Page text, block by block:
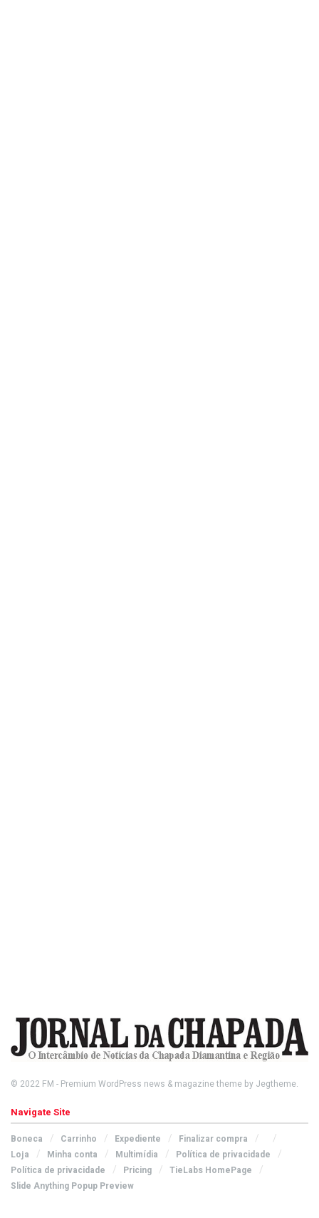
© 2022 FM - Premium WordPress news & magazine theme by Jegtheme.
Navigate Site
Boneca Carrinho Expediente
Finalizar compra
Loja
Minha conta Multimídia
Política de privacidade
Política de privacidade
Pricing
TieLabs HomePage
Slide Anything Popup Preview